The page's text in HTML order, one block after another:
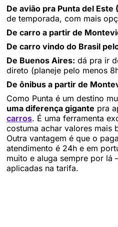
De avião pra Punta del Este
de temporada, com mais
De carro a partir de
De carro vindo do Brasil
De Buenos Aires: dá pra ir
direto (planeje pelo menos
De ônibus a partir de
Como Punta é um destino
uma diferença gigante pra
carros. É uma ferramenta
costuma achar valores mais
Outra vantagem é que o
atendimento é 24h e em
muito e aluga sempre por lá
aplicadas na tarifa.